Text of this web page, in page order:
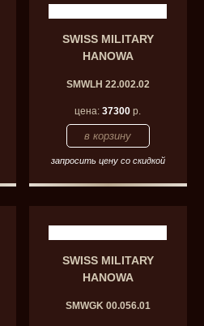
SWISS MILITARY
HANOWA
SMWLH 22.002.02
цена:37300 р.
запросить цену со скидкой
SWISS MILITARY
HANOWA
SMWGK 00.056.01